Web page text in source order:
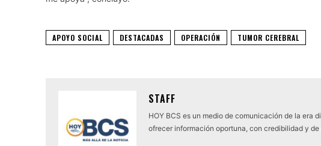
APOYO SOCIAL DESTACADAS OPERACIÓN TUMOR CEREBRAL
STAFF
HOY BCS es un medio de comunicación de la era
ofrecer información oportuna, con credibilidad y